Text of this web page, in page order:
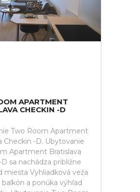
APARTMENT
CHECKIN -D
Two Room Apartment
Checkin -D. Ubytovanie
Apartment Bratislava
sa nachádza približne
miesta Vyhliadková veža
balkón a ponúka výhľad